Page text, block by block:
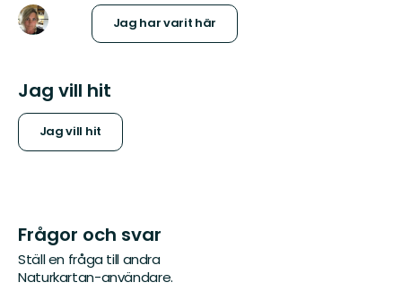
Jag har varit här
Jag vill hit
Jag vill hit
Frågor och svar
Ställ en fråga till andra
Naturkartan-användare.